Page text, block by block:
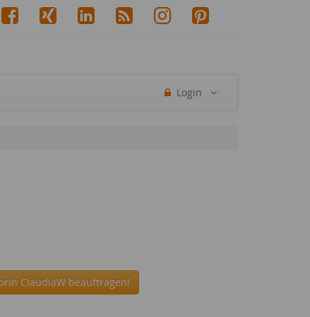
Login
ClaudiaW beauftragen!